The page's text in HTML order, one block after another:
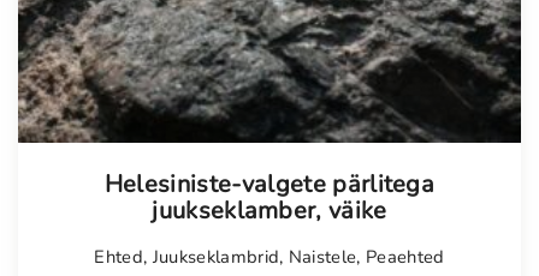
Helesiniste-valgete pärlitega
juukseklamber, väike
Ehted, Juukseklambrid, Naistele, Peaehted